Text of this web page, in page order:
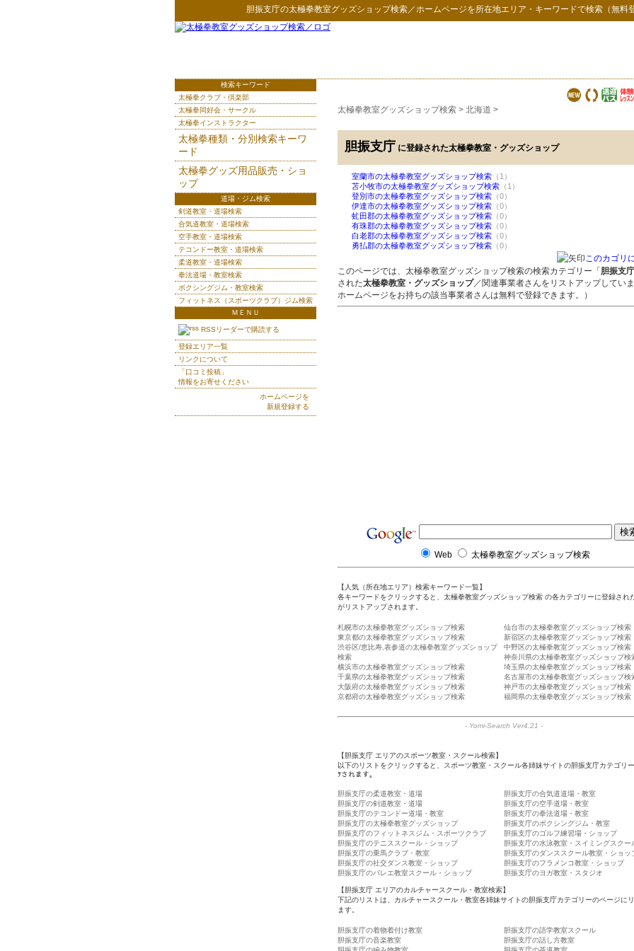
胆振支庁の太極拳教室グッズショップ検索／ホームページを所在地エリア・キーワードで検索（無料
太極拳教室グッズショップ検索 > 北海道 >
胆振支庁 に登録された太極拳教室・グッズショップ
室蘭市の太極拳教室グッズショップ検索 （1）
苫小牧市の太極拳教室グッズショップ検索 （1）
登別市の太極拳教室グッズショップ検索 （0）
伊達市の太極拳教室グッズショップ検索 （0）
虻田郡の太極拳教室グッズショップ検索 （0）
有珠郡の太極拳教室グッズショップ検索 （0）
白老郡の太極拳教室グッズショップ検索 （0）
勇払郡の太極拳教室グッズショップ検索 （0）
このカゴリ
このページでは、太極拳教室グッズショップ検索の検索カテゴリー「 胆振支庁
された太極拳教室・グッズショップ／関連事業者さんをリストアップしてい
ホームページをお持ちの該当事業者さんは無料で登録できます。）
Web 太極拳教室グッズショップ検索
【人気（所在地エリア）検索キーワード一覧】
各キーワードをクリックすると、太極拳教室グッズショップ検索 の各カテゴリーに登録され
がリストアップされます。
札幌市の太極拳教室グッズショップ検索
仙台市の太極拳教室グッズショップ検索
東京都の太極拳教室グッズショップ検索
新宿区の太極拳教室グッズショップ検索
渋谷区/恵比寿,表参道の太極拳教室グッズショップ
検索
中野区の太極拳教室グッズショップ検索
神奈川県の太極拳教室グッズショップ検
横浜市の太極拳教室グッズショップ検索
埼玉県の太極拳教室グッズショップ検索
千葉県の太極拳教室グッズショップ検索
名古屋市の太極拳教室グッズショップ検
大阪府の太極拳教室グッズショップ検索
神戸市の太極拳教室グッズショップ検索
京都府の太極拳教室グッズショップ検索
福岡県の太極拳教室グッズショップ検索
- Yomi-Search Ver4.21 -
【胆振支庁 エリアのスポーツ教室・スクール検索】
以下のリストをクリックすると、スポーツ教室・スクール各姉妹サイトの胆振支庁カテゴリ
ｦされます。
胆振支庁の柔道教室・道場
胆振支庁の合気道道場・教室
胆振支庁の剣道教室・道場
胆振支庁の空手道場・教室
胆振支庁のテコンドー道場・教室
胆振支庁の拳法道場・教室
胆振支庁の太極拳教室グッズショップ
胆振支庁のボクシングジム・教室
胆振支庁のフィットネスジム・スポーツクラブ
胆振支庁のゴルフ練習場・ショップ
胆振支庁のテニススクール・ショップ
胆振支庁の水泳教室・スイミングスクー
胆振支庁の乗馬クラブ・教室
胆振支庁のダンススクール教室・ショッ
胆振支庁の社交ダンス教室・ショップ
胆振支庁のフラメンコ教室・ショップ
胆振支庁のバレエ教室スクール・ショップ
胆振支庁のヨガ教室・スタジオ
【胆振支庁 エリアのカルチャースクール・教室検索】
下記のリストは、カルチャースクール・教室各姉妹サイトの胆振支庁カテゴリーのページに
ます。
胆振支庁の着物着付け教室
胆振支庁の語学教室スクール
胆振支庁の音楽教室
胆振支庁の話し方教室
検索キーワード
太極拳クラブ・倶楽部
太極拳同好会・サークル
太極拳インストラクター
太極拳種類・分別検索キーワ
ード
太極拳グッズ用品販売・ショ
ップ
道場・ジム検索
剣道教室・道場検索
合気道教室・道場検索
空手教室・道場検索
テコンドー教室・道場検索
柔道教室・道場検索
拳法道場・教室検索
ボクシングジム・教室検索
フィットネス（スポーツクラブ）ジム検索
ＭＥＮＵ
RSSリーダーで購読する
登録エリア一覧
リンクについて
「口コミ投稿」
情報をお寄せください
ホームページを
新規登録する